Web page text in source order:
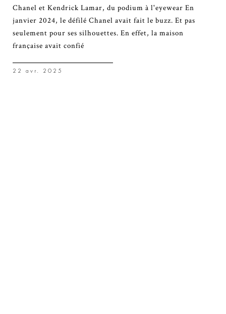
Chanel et Kendrick Lamar, du podium à l'eyewear En
janvier 2024, le défilé Chanel avait fait le buzz. Et pas
seulement pour ses silhouettes. En effet, la maison
française avait confié
22 avr. 2025